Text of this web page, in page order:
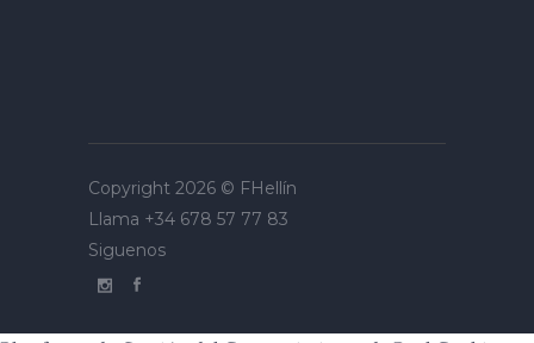
Copyright 2026 © FHellín
Llama +34 678 57 77 83
Siguenos